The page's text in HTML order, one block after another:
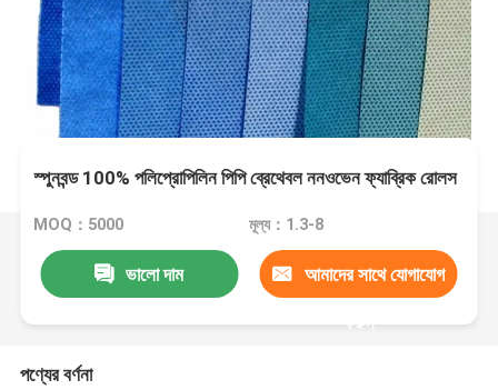
স্পুনবন্ড 100% পলিপ্রোপিলিন পিপি ব্রেথেবল ননওভেন ফ্যাব্রিক রোলস
MOQ：5000 মূল্য：1.3-8
ভালো দাম আমাদের সাথে যোগাযোগ
করুন
পণ্যের বর্ণনা